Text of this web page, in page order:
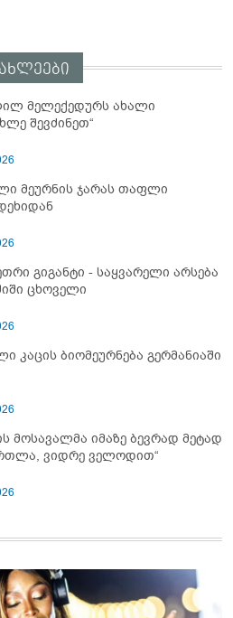
მელექედურს ახალი
შევძინეთ“
მეურნის ჯარას თაფლი
გიგანტი - საყვარელი არსება
ცხოველი
კაცის ბიომეურნება გერმანიაში
მოსავალმა იმაზე ბევრად მეტად
ვიდრე ველოდით“